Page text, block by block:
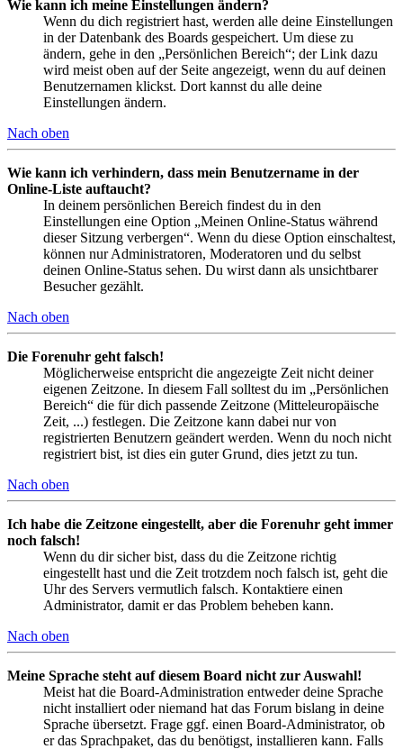
Wie kann ich meine Einstellungen ändern?
Wenn du dich registriert hast, werden alle deine Einstellungen
in der Datenbank des Boards gespeichert. Um diese zu
ändern, gehe in den „Persönlichen Bereich“; der Link dazu
wird meist oben auf der Seite angezeigt, wenn du auf deinen
Benutzernamen klickst. Dort kannst du alle deine
Einstellungen ändern.
Nach oben
Wie kann ich verhindern, dass mein Benutzername in der
Online-Liste auftaucht?
In deinem persönlichen Bereich findest du in den
Einstellungen eine Option „Meinen Online-Status während
dieser Sitzung verbergen“. Wenn du diese Option einschaltest,
können nur Administratoren, Moderatoren und du selbst
deinen Online-Status sehen. Du wirst dann als unsichtbarer
Besucher gezählt.
Nach oben
Die Forenuhr geht falsch!
Möglicherweise entspricht die angezeigte Zeit nicht deiner
eigenen Zeitzone. In diesem Fall solltest du im „Persönlichen
Bereich“ die für dich passende Zeitzone (Mitteleuropäische
Zeit, ...) festlegen. Die Zeitzone kann dabei nur von
registrierten Benutzern geändert werden. Wenn du noch nicht
registriert bist, ist dies ein guter Grund, dies jetzt zu tun.
Nach oben
Ich habe die Zeitzone eingestellt, aber die Forenuhr geht immer
noch falsch!
Wenn du dir sicher bist, dass du die Zeitzone richtig
eingestellt hast und die Zeit trotzdem noch falsch ist, geht die
Uhr des Servers vermutlich falsch. Kontaktiere einen
Administrator, damit er das Problem beheben kann.
Nach oben
Meine Sprache steht auf diesem Board nicht zur Auswahl!
Meist hat die Board-Administration entweder deine Sprache
nicht installiert oder niemand hat das Forum bislang in deine
Sprache übersetzt. Frage ggf. einen Board-Administrator, ob
er das Sprachpaket, das du benötigst, installieren kann. Falls